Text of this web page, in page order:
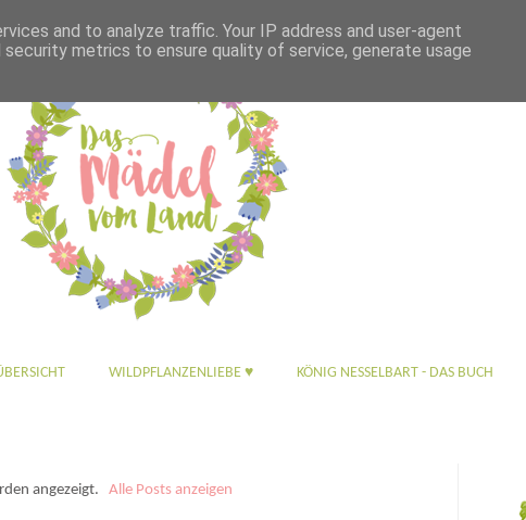
WILDPFLANZENLIEBE ♥ KÖNIG NESSELBART - DAS BUCH
angezeigt. Alle Posts anzeigen
and to analyze traffic. Your IP address and user-agent
metrics to ensure quality of service, generate usage